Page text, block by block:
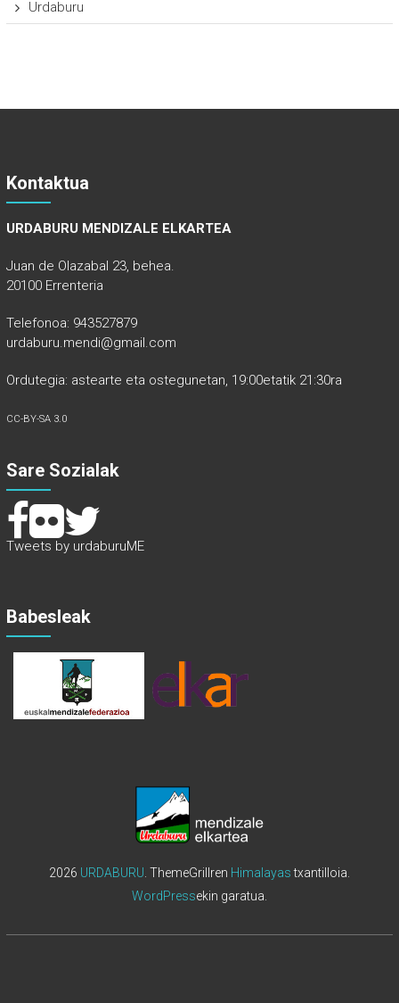
Urdaburu
Kontaktua
URDABURU MENDIZALE ELKARTEA
Juan de Olazabal 23, behea.
20100 Errenteria
Telefonoa: 943527879
urdaburu.mendi@gmail.com
Ordutegia: astearte eta ostegunetan, 19:00etatik 21:30ra
CC-BY-SA 3.0
Sare Sozialak
Tweets by urdaburuME
Babesleak
2026 URDABURU . ThemeGrillren Himalayastxantilloia.
WordPressekin garatua.